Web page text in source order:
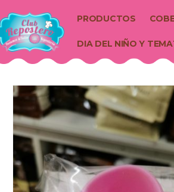
PRODUCTOS
DIA DEL NIÑO Y